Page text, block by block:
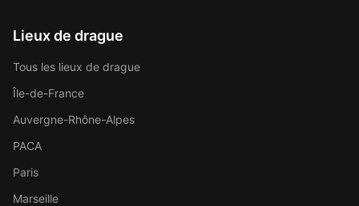
Lieux de drague
Tous les lieux de drague
Île-de-France
Auvergne-Rhône-Alpes
PACA
Paris
Marseille